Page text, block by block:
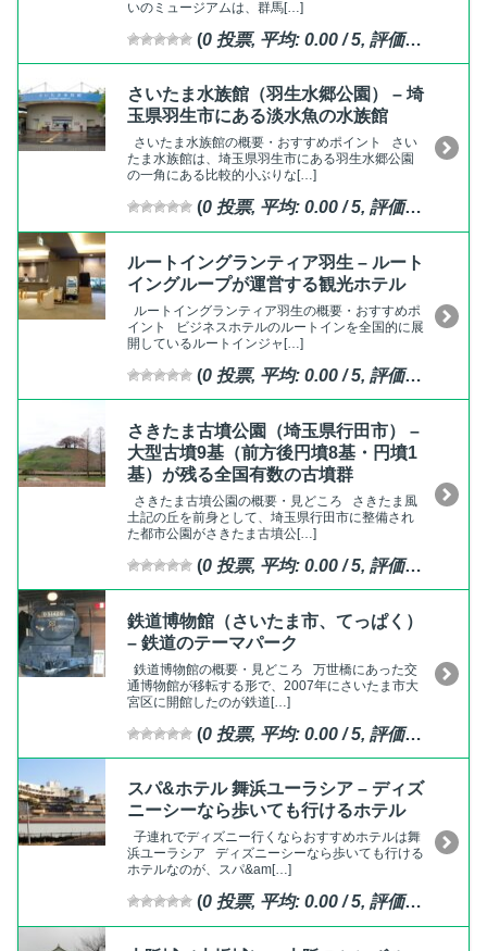
いのミュージアムは、群馬[…]
(0 投票, 平均: 0.00 / 5, 評価済
さいたま水族館（羽生水郷公園） – 埼
玉県羽生市にある淡水魚の水族館
さいたま水族館の概要・おすすめポイント さい
たま水族館は、埼玉県羽生市にある羽生水郷公園
の一角にある比較的小ぶりな[…]
(0 投票, 平均: 0.00/ 5, 評価済
ルートイングランティア羽生 – ルート
イングループが運営する観光ホテル
ルートイングランティア羽生の概要・おすすめポ
イント ビジネスホテルのルートインを全国的に展
開しているルートインジャ[…]
(0 投票, 平均: 0.00 / 5, 評価済
さきたま古墳公園（埼玉県行田市） –
大型古墳9基（前方後円墳8基・円墳1
基）が残る全国有数の古墳群
さきたま古墳公園の概要・見どころ さきたま風
土記の丘を前身として、埼玉県行田市に整備され
た都市公園がさきたま古墳公[…]
(0 投票, 平均: 0.00 / 5, 評価済
鉄道博物館（さいたま市、てっぱく）
– 鉄道のテーマパーク
鉄道博物館の概要・見どころ 万世橋にあった交
通博物館が移転する形で、2007年にさいたま市大
宮区に開館したのが鉄道[…]
(0 投票, 平均: 0.00 / 5, 評価済
スパ&ホテル 舞浜ユーラシア – ディズ
ニーシーなら歩いても行けるホテル
子連れでディズニー行くならおすすめホテルは舞
浜ユーラシア ディズニーシーなら歩いても行ける
ホテルなのが、スパ&am[…]
(0 投票, 平均: 0.00/ 5, 評価済